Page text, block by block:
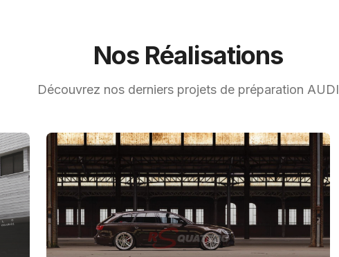
Nos Réalisations
Découvrez nos derniers projets de préparation AUDI